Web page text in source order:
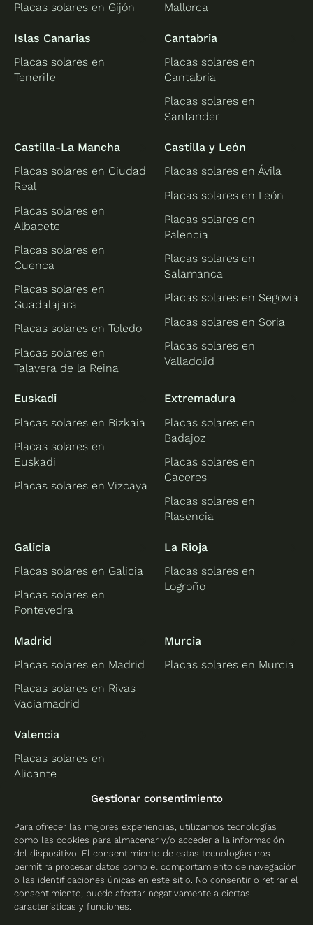
Gestionar consentimiento
Para ofrecer las mejores experiencias, utilizamos tecnologías
como las cookies para almacenar y/o acceder a la información
del dispositivo. El consentimiento de estas tecnologías nos
permitirá procesar datos como el comportamiento de navegación
o las identificaciones únicas en este sitio. No consentir o retirar el
consentimiento, puede afectar negativamente a ciertas
características y funciones.
Placas solares en Gijón
Mallorca
Islas Canarias
Placas solares en
Tenerife
Cantabria
Placas solares en
Cantabria
Placas solares en
Santander
Castilla-La Mancha
Placas solares en Ciudad
Real
Placas solares en
Albacete
Placas solares en
Cuenca
Placas solares en
Guadalajara
Placas solares en Toledo
Placas solares en
Talavera de la Reina
Castilla y León
Placas solares en Ávila
Placas solares en León
Placas solares en
Palencia
Placas solares en
Salamanca
Placas solares en Segovia
Placas solares en Soria
Placas solares en
Valladolid
Euskadi
Placas solares en Bizkaia
Placas solares en
Euskadi
Placas solares en Vizcaya
Extremadura
Placas solares en
Badajoz
Placas solares en
Cáceres
Placas solares en
Plasencia
Galicia
Placas solares en Galicia
Placas solares en
Pontevedra
La Rioja
Placas solares en
Logroño
Madrid
Placas solares en Madrid
Placas solares en Rivas
Vaciamadrid
Murcia
Placas solares en Murcia
Valencia
Placas solares en
Alicante
Placas solares en
Placas solares en
Valencia
Protección de datos